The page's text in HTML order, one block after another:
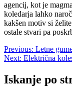
agencij, kot je
koledarja lahko
kakšen motiv si
ostale stvari pa
Navigacija
prispevka
Previous: Letne
Next: Električna
Iskanje po